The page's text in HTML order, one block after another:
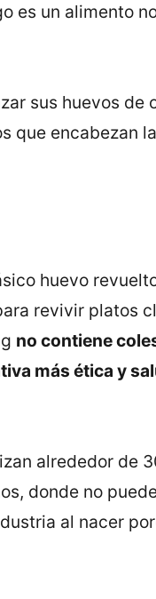
es un alimento
sus huevos de
que encabezan
huevo
revivir platos
no contiene
más ética y
alrededor de
donde no
al nacer